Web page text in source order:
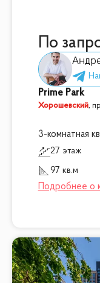
По
Prime Park
Хорошевский,
3-комнатная
27 этаж
97 кв.м